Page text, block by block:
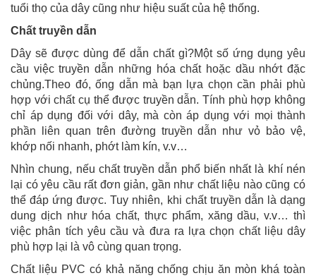
tuổi thọ của dây cũng như hiệu suất của hệ thống.
Chất truyền dẫn
Dây sẽ được dùng để dẫn chất gì?Một số ứng dụng yêu
cầu việc truyền dẫn những hóa chất hoặc dầu nhớt đặc
chủng.Theo đó, ống dẫn mà bạn lựa chọn cần phải phù
hợp với chất cụ thể được truyền dẫn. Tính phù hợp không
chỉ áp dụng đối với dây, mà còn áp dụng với mọi thành
phần liên quan trên đường truyền dẫn như vỏ bảo vệ,
khớp nối nhanh, phớt làm kín, v.v…
Nhìn chung, nếu chất truyền dẫn phổ biến nhất là khí nén
lại có yêu cầu rất đơn giản, gần như chất liệu nào cũng có
thể đáp ứng được. Tuy nhiên, khi chất truyền dẫn là dạng
dung dịch như hóa chất, thực phẩm, xăng dầu, v.v… thì
việc phân tích yêu cầu và đưa ra lựa chọn chất liệu dây
phù hợp lại là vô cùng quan trọng.
Chất liệu PVC có khả năng chống chịu ăn mòn khá toàn